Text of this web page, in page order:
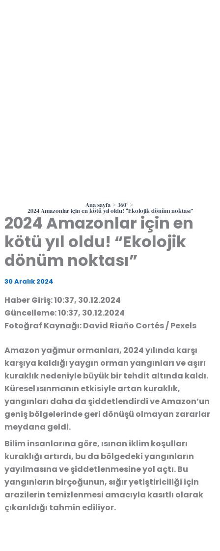
Ana sayfa 360°
2024 Amazonlar için en kötü yıl oldu! “Ekolojik dönüm noktası”
2024 Amazonlar için en
kötü yıl oldu! “Ekolojik
dönüm noktası”
30 Aralık 2024
Haber Giriş: 10:37, 30.12.2024
Güncelleme: 10:37, 30.12.2024
Fotoğraf Kaynağı: David Riaño Cortés / Pexels
Amazon yağmur ormanları, 2024 yılında karşı
karşıya kaldığı yaygın orman yangınlarıveaşırı
kuraklıknedeniyle büyük bir tehdit altında kaldı.
Küresel ısınmanın etkisiyle artan kuraklık,
yangınları daha da şiddetlendirdi ve Amazon’un
geniş bölgelerinde geri dönüşü olmayan zararlar
meydana geldi.
Bilim insanlarına göre, ısınan iklim koşulları
kuraklığı artırdı, bu da bölgedeki yangınların
yayılmasına ve şiddetlenmesine yol açtı. Bu
yangınların birçoğunun, sığır yetiştiriciliği için
arazilerin temizlenmesi amacıyla kasıtlı olarak
çıkarıldığı tahmin ediliyor.